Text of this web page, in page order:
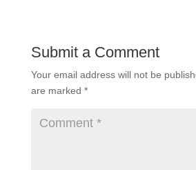
Submit a Comment
Your email address will not be
are marked *